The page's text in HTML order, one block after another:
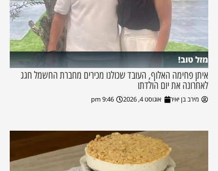
מזל טוב!
איתן פחימה האלוף, העובד שכולנו מכירים מחברת החשמל חגג
לאחרונה את יום הולדתו
מירב בן יאיר אוגוסט 4, 2026 9:46 pm